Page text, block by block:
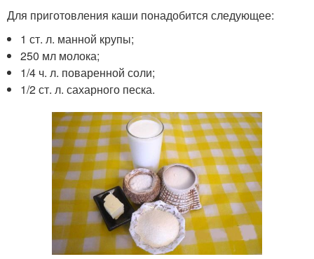
Для приготовления каши понадобится следующее:
1 ст. л. манной крупы;
250 мл молока;
1/4 ч. л. поваренной соли;
1/2 ст. л. сахарного песка.